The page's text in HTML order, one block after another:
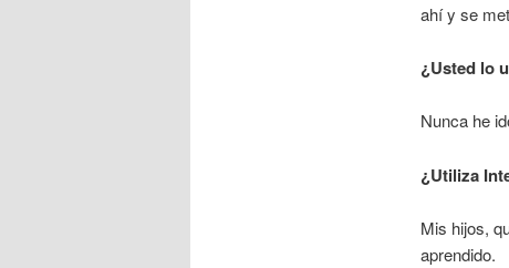
ahí y se
¿Usted lo
Nunca he
¿Utiliza
Mis hijos,
aprendido.